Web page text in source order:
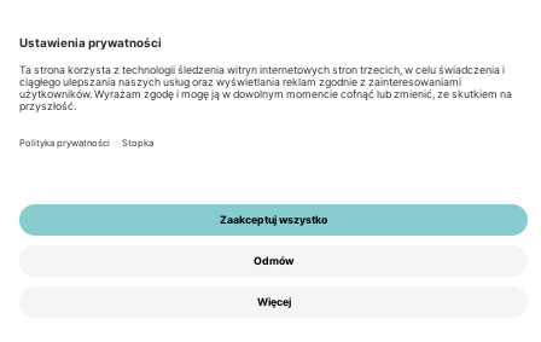
Nota prawna
Ustawienia prywatności